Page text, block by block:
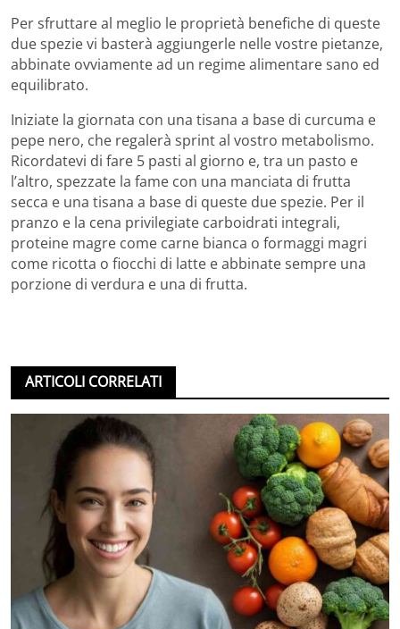
Per sfruttare al meglio le proprietà benefiche di queste
due spezie vi basterà aggiungerle nelle vostre pietanze,
abbinate ovviamente ad un regime alimentare sano ed
equilibrato.
Iniziate la giornata con una tisana a base di curcuma e
pepe nero, che regalerà sprint al vostro metabolismo.
Ricordatevi di fare 5 pasti al giorno e, tra un pasto e
l’altro, spezzate la fame con una manciata di frutta
secca e una tisana a base di queste due spezie. Per il
pranzo e la cena privilegiate carboidrati integrali,
proteine magre come carne bianca o formaggi magri
come ricotta o fiocchi di latte e abbinate sempre una
porzione di verdura e una di frutta.
ARTICOLI CORRELATI